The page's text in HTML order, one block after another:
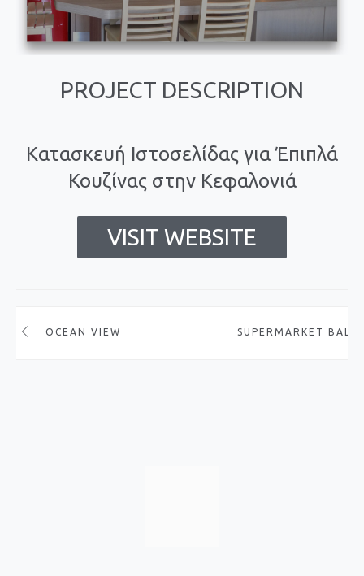
PROJECT DESCRIPTION
Κατασκευή Ιστοσελίδας για Έπιπλά
Κουζίνας στην Κεφαλονιά
VISIT WEBSITE
OCEAN VIEW SUPERMARKET